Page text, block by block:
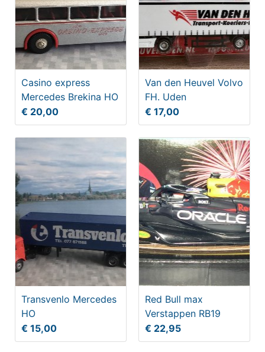
Casino express
Mercedes Brekina HO
€ 20,00
Van den Heuvel Volvo
FH. Uden
€ 17,00
Transvenlo Mercedes
HO
€ 15,00
Red Bull max
Verstappen RB19
€ 22,95